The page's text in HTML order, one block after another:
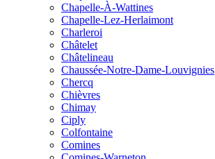
Chapelle-À-Wattines
Chapelle-Lez-Herlaimont
Charleroi
Châtelet
Châtelineau
Chaussée-Notre-Dame-Louvignies
Chercq
Chièvres
Chimay
Ciply
Colfontaine
Comines